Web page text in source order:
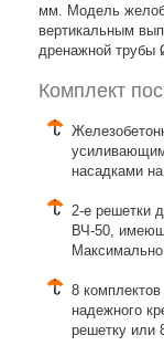
мм. Модель
вертикальным
дренажной трубы
Комплект
насадками
2-е решетки
ВЧ-50,
8
надежного
решетку или